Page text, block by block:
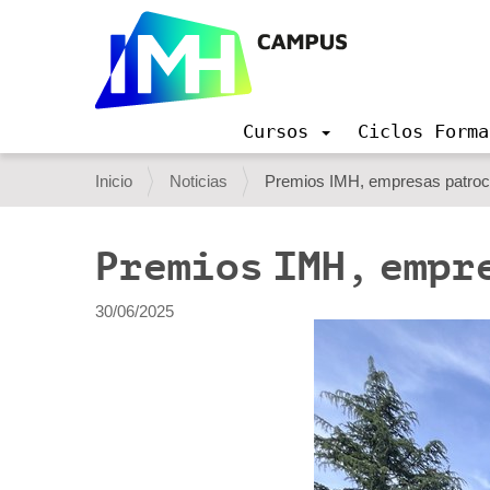
v
a
c
i
Cursos Ciclos
U
s
e
d
Inicio Noticias Premios IMH, empresas
Premios IMH,
30/06/2025